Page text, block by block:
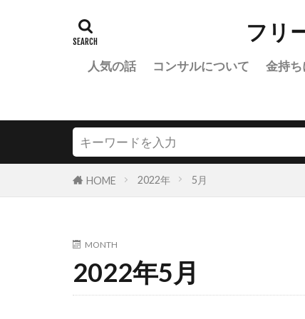
フリ
人気の話 コンサルについて 金持ち
HOME 2022年 5月
MONTH
2022年5月